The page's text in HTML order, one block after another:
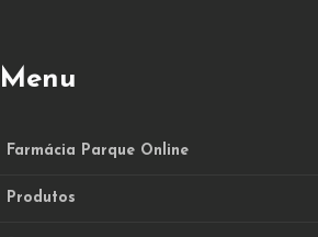
Menu
Farmácia Parque Online
Produtos